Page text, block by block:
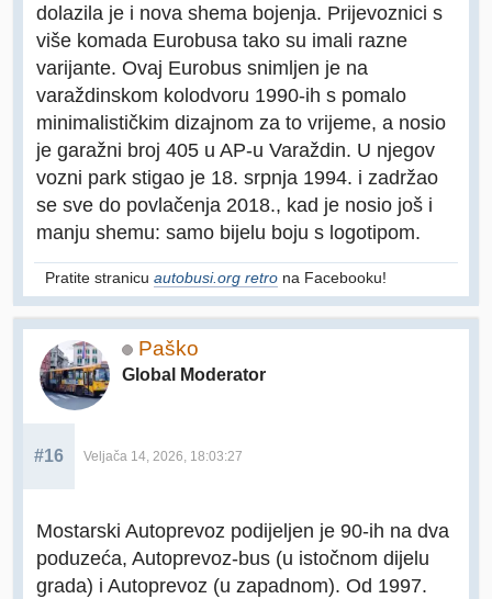
dolazila je i nova shema bojenja. Prijevoznici s
više komada Eurobusa tako su imali razne
varijante. Ovaj Eurobus snimljen je na
varaždinskom kolodvoru 1990-ih s pomalo
minimalističkim dizajnom za to vrijeme, a nosio
je garažni broj 405 u AP-u Varaždin. U njegov
vozni park stigao je 18. srpnja 1994. i zadržao
se sve do povlačenja 2018., kad je nosio još i
manju shemu: samo bijelu boju s logotipom.
Pratite stranicu autobusi.org retro na Facebooku!
Paško
Global Moderator
#16 Veljača 14, 2026, 18:03:27
Mostarski Autoprevoz podijeljen je 90-ih na dva
poduzeća, Autoprevoz-bus (u istočnom dijelu
grada) i Autoprevoz (u zapadnom). Od 1997.